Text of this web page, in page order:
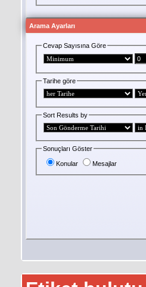
Arama Ayarları
Cevap Sayısına Göre
Tarihe göre
Sort Results by
Sonuçları Göster
Konular Mesajlar